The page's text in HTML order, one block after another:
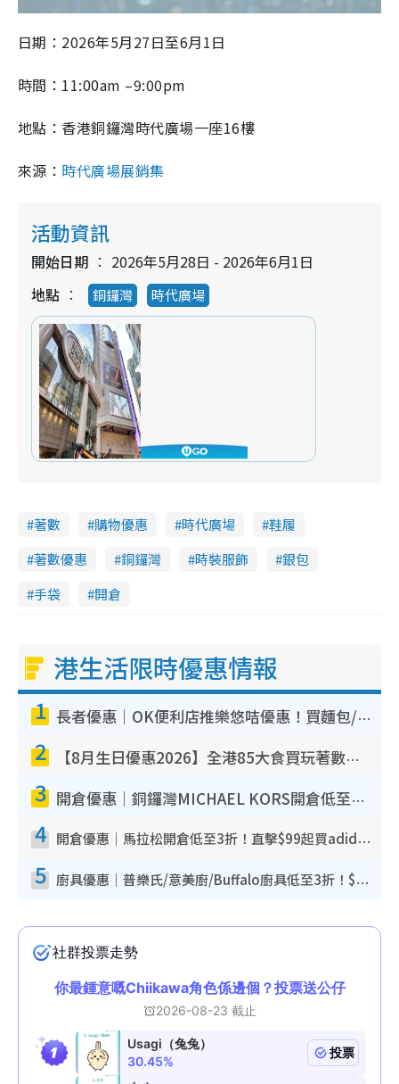
日期：2026年5月27日至6月1日
時間：11:00am –9:00pm
地點：香港銅鑼灣時代廣場一座16樓
來源： 時代廣場展銷集
活動資訊
開始日期
2026年5月28日 - 2026年6月1日
地點
銅鑼灣 時代廣場
著數 購物優惠 時代廣場
鞋履
著數優惠
銅鑼灣 時裝服飾
銀包
手袋
開倉
港生活限時優惠情報
1 長者優惠｜OK便利店推樂悠咭優惠！買麵包/牛奶/保健品拍卡即減
2 【8月生日優惠2026】全港85大食買玩著數攻略 自助餐/火鍋放題同行免費＋誠品/DONKI送現金券
3 開倉優惠｜銅鑼灣MICHAEL KORS開倉低至17折！直擊$500起買手袋/銀包/鞋款 必買經典Jet Set系列
4 開倉優惠｜馬拉松開倉低至3折！直擊$99起買adidas／New Balance／Puma鞋款 STANLEY保溫杯劈價至$119起
5 廚具優惠｜普樂氏/意美廚/Buffalo廚具低至3折！$89起買煎鍋／炒鑊／個人鍋 同場小家電激減至$99起